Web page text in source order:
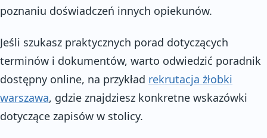
poznaniu doświadczeń innych opiekunów.
Jeśli szukasz praktycznych porad dotyczących
terminów i dokumentów, warto odwiedzić poradnik
dostępny online, na przykład rekrutacja żłobki
warszawa, gdzie znajdziesz konkretne wskazówki
dotyczące zapisów w stolicy.